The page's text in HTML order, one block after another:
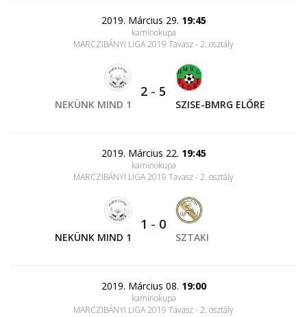
2019. Március 29. 19:45
kaminokupa
MARCZIBÁNYI LIGA 2019 Tavasz - 2. osztály
NEKÜNK MIND 1
2 - 5
SZISE-BMRG ELŐRE
2019. Március 22. 19:45
kaminokupa
MARCZIBÁNYI LIGA 2019 Tavasz - 2. osztály
NEKÜNK MIND 1
1 - 0
SZTAKI
2019. Március 08. 19:00
kaminokupa
MARCZIBÁNYI LIGA 2019 Tavasz - 2. osztály